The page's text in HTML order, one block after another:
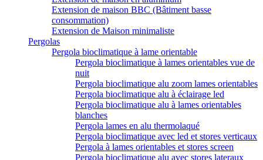
Extension de maison BBC (Bâtiment basse
consommation)
Extension de Maison minimaliste
Pergolas
Pergola bioclimatique à lame orientable
Pergola bioclimatique à lames orientables vue de
nuit
Pergola bioclimatique alu zoom lames orientables
Pergola bioclimatique alu à éclairage led
Pergola bioclimatique alu à lames orientables
blanches
Pergola lames en alu thermolaqué
Pergola bioclimatique avec led et stores verticaux
Pergola à lames orientables et stores screen
Pergola bioclimatique alu avec stores lateraux